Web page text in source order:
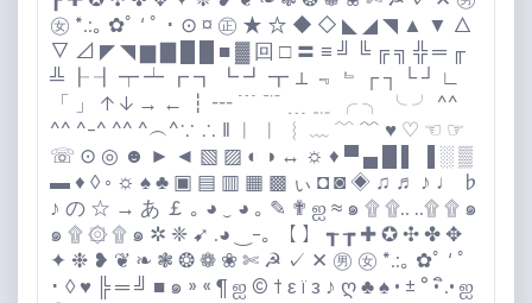
㊛ *.:｡ ✿ﾟ ‘ ﾟ ･ ⊙ ¤ ㊣ ★ ☆ ◆ ◇ ◣ ◢ ◥ ▲ ▼ △
▽ ⊿ ◤ ◥ ▆ ▇ █ █ ■ ▓ 回 □ 〓 ≡ ╝ ╚ ╔ ╗ ╬ ═ ╓
╩ ┠ ┨ ┯ ┷ ┏ ┓ ┗ ┛ ┳ ⊥ ﹃ ﹄ ┌ ┐ └ ┘ ∟
「 」 ↑ ↓ → ← ┇ ┅ ﹉ ﹊ ﹍ ﹎ ╭ ╮ ╰ ╯ ^^
^^ ^-^ ^^ ^︵^∵ ∴ ‖ ︱ ︳ ︴ ﹏ ﹋ ﹌ ♥️ ♡ ☜ ☞
☏ ⊙ ◎ ☻ ► ◄ ▧ ▨ ◐ ◑ ↔️ ☼ ♦️ ▀ ▄ █ ▌ ▐ ░ ▒
▬ ♦️ ◊ ◦ ☼ ♠️ ♣️ ▣ ▤ ▥ ▦ ▩ ぃ ◘ ◙ ◈ ♫ ♬ ♪ ♩ ♭
♪ の ☆ → あ ￡ ｡ ◕ ‿ ◕ ｡ ✎ ✟ ஐ ≈ ๑ ۩ ۩.. ..۩ ۩ ๑
๑ ۩ ۞ ۩ ๑ ✲ ❈ ➹ .◕ ‿-｡ 【 】 ┱ ┲ ✚ ✪ ✣ ✤ ✥
✦ ❉ ❥ ❦ ❧ ❃ ❂ ❁ ❀ ✄ ☭ ✓ ✕ ㊚ ㊛ *.:｡ ✿ﾟ ‘ ﾟ
･ ◊ ♥️ ╠ ═ ╝ ■ ๑ » « ¶ ஐ ©️ † ε ï з ♪ ღ ♣️ ♠️ • ± ° • ิ.• ஐ